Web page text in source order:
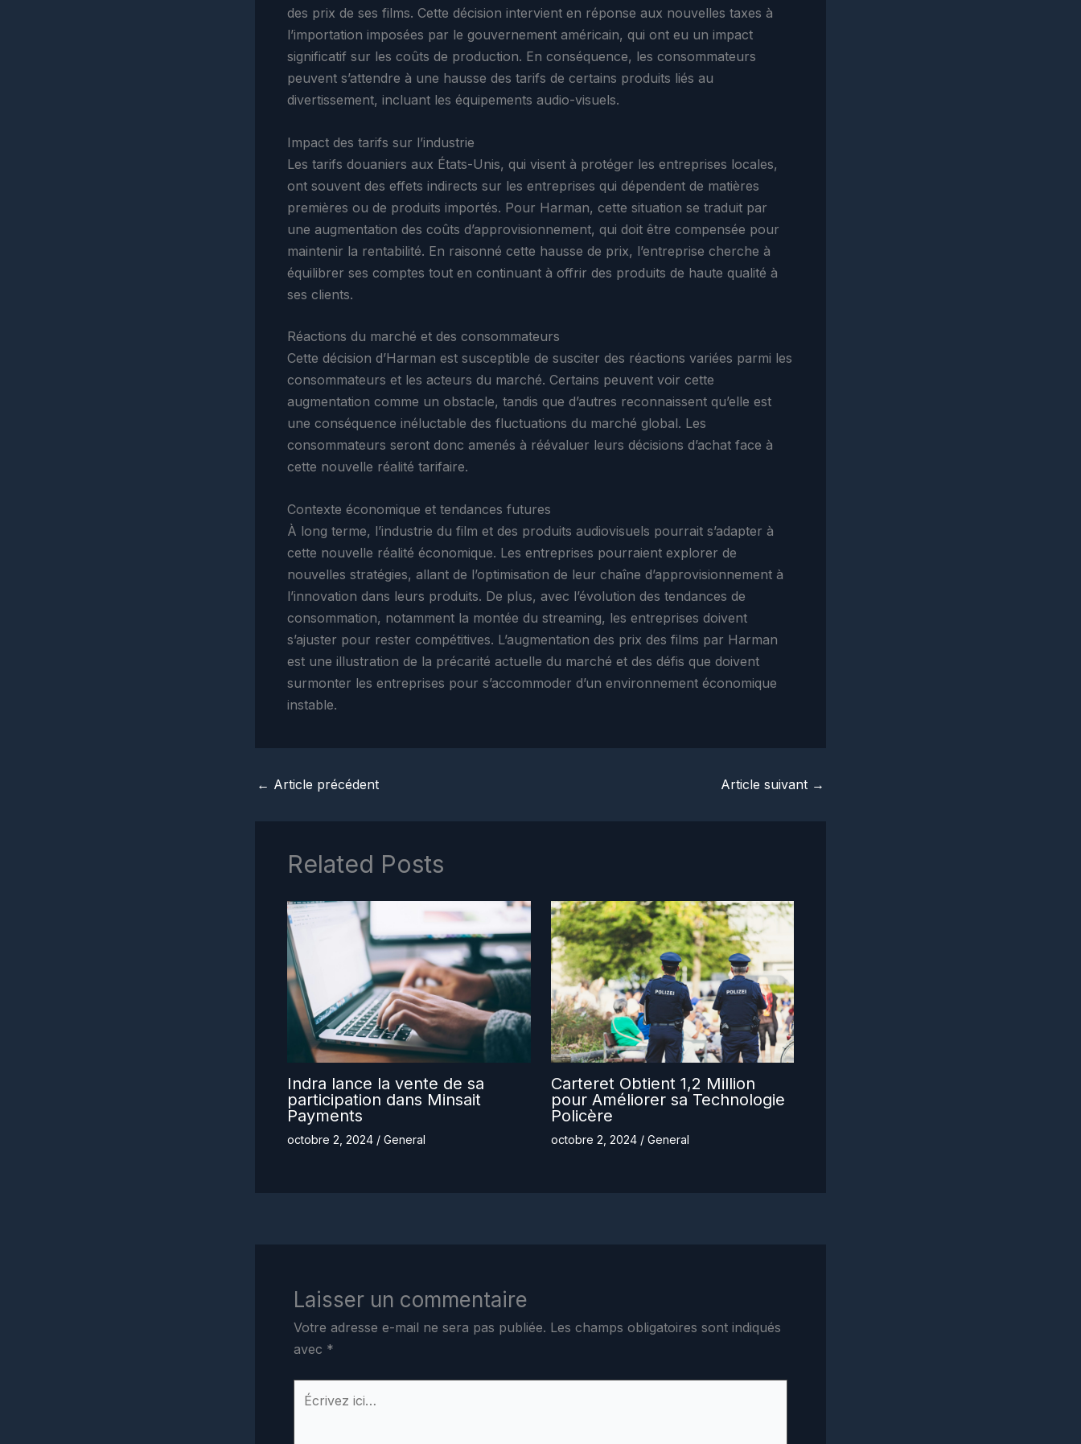
des prix de ses films. Cette décision intervient en réponse aux nouvelles taxes à
l’importation imposées par le gouvernement américain, qui ont eu un impact
significatif sur les coûts de production. En conséquence, les consommateurs
peuvent s’attendre à une hausse des tarifs de certains produits liés au
divertissement, incluant les équipements audio-visuels.
Impact des tarifs sur l’industrie
Les tarifs douaniers aux États-Unis, qui visent à protéger les entreprises locales,
ont souvent des effets indirects sur les entreprises qui dépendent de matières
premières ou de produits importés. Pour Harman, cette situation se traduit par
une augmentation des coûts d’approvisionnement, qui doit être compensée pour
maintenir la rentabilité. En raisonné cette hausse de prix, l’entreprise cherche à
équilibrer ses comptes tout en continuant à offrir des produits de haute qualité à
ses clients.
Réactions du marché et des consommateurs
Cette décision d’Harman est susceptible de susciter des réactions variées parmi les
consommateurs et les acteurs du marché. Certains peuvent voir cette
augmentation comme un obstacle, tandis que d’autres reconnaissent qu’elle est
une conséquence inéluctable des fluctuations du marché global. Les
consommateurs seront donc amenés à réévaluer leurs décisions d’achat face à
cette nouvelle réalité tarifaire.
Contexte économique et tendances futures
À long terme, l’industrie du film et des produits audiovisuels pourrait s’adapter à
cette nouvelle réalité économique. Les entreprises pourraient explorer de
nouvelles stratégies, allant de l’optimisation de leur chaîne d’approvisionnement à
l’innovation dans leurs produits. De plus, avec l’évolution des tendances de
consommation, notamment la montée du streaming, les entreprises doivent
s’ajuster pour rester compétitives. L’augmentation des prix des films par Harman
est une illustration de la précarité actuelle du marché et des défis que doivent
surmonter les entreprises pour s’accommoder d’un environnement économique
instable.
← Article précédent Article suivant →
Related Posts
Indra lance la vente de sa
participation dans Minsait
Payments
octobre 2, 2024 / General
Carteret Obtient 1,2 Million
pour Améliorer sa Technologie
Policère
octobre 2, 2024 / General
Laisser un commentaire
Votre adresse e-mail ne sera pas publiée. Les champs obligatoires sont indiqués
avec *
Écrivez